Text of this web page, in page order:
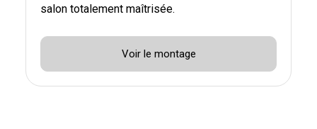
salon totalement maîtrisée.
Voir le montage